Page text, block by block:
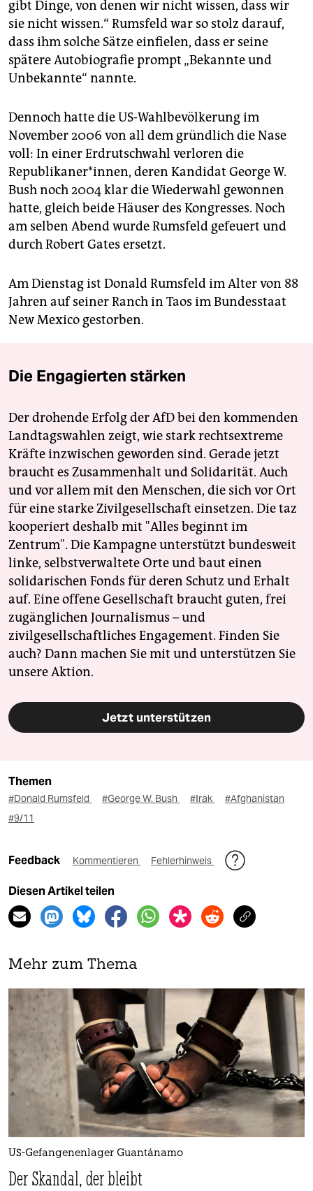
gibt Dinge, von denen wir nicht wissen, dass wir
sie nicht wissen.“ Rumsfeld war so stolz darauf,
dass ihm solche Sätze einfielen, dass er seine
spätere Autobiografie prompt „Bekannte und
Unbekannte“ nannte.
Dennoch hatte die US-Wahlbevölkerung im
November 2006 von all dem gründlich die Nase
voll: In einer Erdrutschwahl verloren die
Republikaner*innen, deren Kandidat George W.
Bush noch 2004 klar die Wiederwahl gewonnen
hatte, gleich beide Häuser des Kongresses. Noch
am selben Abend wurde Rumsfeld gefeuert und
durch Robert Gates ersetzt.
Am Dienstag ist Donald Rumsfeld im Alter von 88
Jahren auf seiner Ranch in Taos im Bundesstaat
New Mexico gestorben.
Die Engagierten stärken
Der drohende Erfolg der AfD bei den kommenden
Landtagswahlen zeigt, wie stark rechtsextreme
Kräfte inzwischen geworden sind. Gerade jetzt
braucht es Zusammenhalt und Solidarität. Auch
und vor allem mit den Menschen, die sich vor Ort
für eine starke Zivilgesellschaft einsetzen. Die taz
kooperiert deshalb mit "Alles beginnt im
Zentrum". Die Kampagne unterstützt bundesweit
linke, selbstverwaltete Orte und baut einen
solidarischen Fonds für deren Schutz und Erhalt
auf. Eine offene Gesellschaft braucht guten, frei
zugänglichen Journalismus – und
zivilgesellschaftliches Engagement. Finden Sie
auch? Dann machen Sie mit und unterstützen Sie
unsere Aktion.
Jetzt unterstützen
Themen
#Donald Rumsfeld #George W. Bush #Irak
#Afghanistan
#9/11
Feedback Kommentieren Fehlerhinweis
Diesen Artikel teilen
Mehr zum Thema
US-Gefangenenlager Guantánamo
Der Skandal, der bleibt